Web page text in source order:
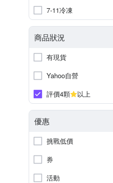
7-11冷凍
商品狀況
有現貨
Yahoo自營
評價4顆
以上
優惠
挑戰低價
券
活動